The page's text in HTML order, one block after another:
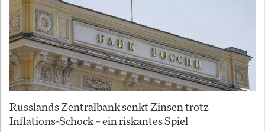
Russlands Zentralbank senkt Zinsen trotz
Inflations-Schock – ein riskantes Spiel